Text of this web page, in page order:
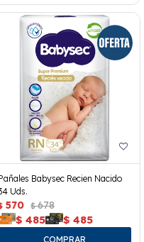
Babysec Recien Nacido
Uds.
570 $ 678
$ 485 $ 485